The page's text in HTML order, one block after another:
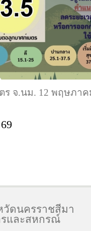
จ.นม. 12 พฤษภาค
วัดนครราชสีมา
รและสหกรณ์